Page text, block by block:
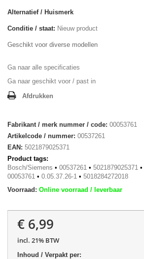
Alternatief / Huismerk
Conditie / staat: Nieuw product
Geschikt voor diverse modellen
Ga naar alle specificaties
Ga naar geschikt voor / past in
Afdrukken
Fabrikant / merk nummer / code: 00053761
Artikelcode / nummer: 00537261
EAN: 5021879025371
Product tags:
Bosch/Siemens • 00537261 • 5021879025371 •
00053761 • 0.05.37.26-1 • 5018284272018
Voorraad: Online voorraad / leverbaar
€ 6,99
incl. 21% BTW
Inhoud / Verpakt per: